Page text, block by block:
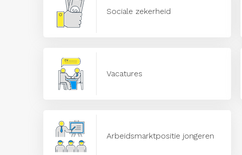
Sociale zekerheid
Vacatures
Arbeidsmarktpositie jongeren